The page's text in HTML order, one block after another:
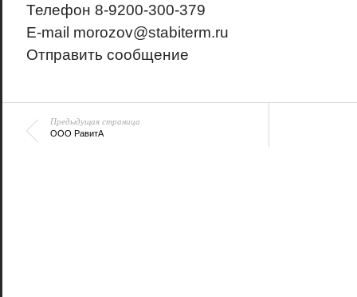
Телефон 8-9200-300-379
E-mail morozov@stabiterm.ru
Отправить сообщение
Предыдущая страница
ООО РавитА